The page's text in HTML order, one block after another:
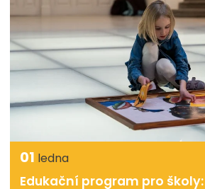
01 ledna
Edukační program pro